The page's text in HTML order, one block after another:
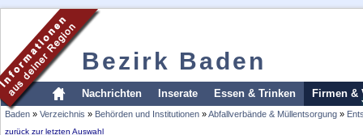
Bezirk Baden
Nachrichten Inserate Essen & Trinken Firmen &
Baden » Verzeichnis » Behörden und Institutionen »Abfallverbände & Müllentsorgung »
zurück zur letzten Auswahl